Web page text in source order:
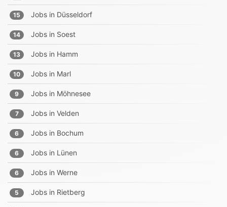
15 Jobs in Düsseldorf
14 Jobs in Soest
13 Jobs in Hamm
10 Jobs in Marl
9 Jobs in Möhnesee
7 Jobs in Velden
6 Jobs in Bochum
6 Jobs in Lünen
6 Jobs in Werne
5 Jobs in Rietberg